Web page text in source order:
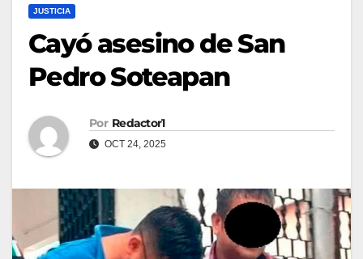
JUSTICIA
Cayó asesino de San
Pedro Soteapan
Por Redactor1
OCT 24, 2025